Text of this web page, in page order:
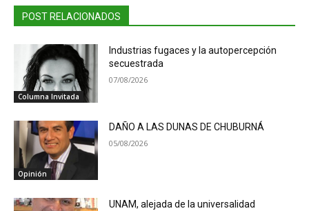
POST RELACIONADOS
Columna Invitada
Industrias fugaces y la autopercepción
secuestrada
07/08/2026
Opinión
DAÑO A LAS DUNAS DE CHUBURNÁ
05/08/2026
UNAM, alejada de la universalidad